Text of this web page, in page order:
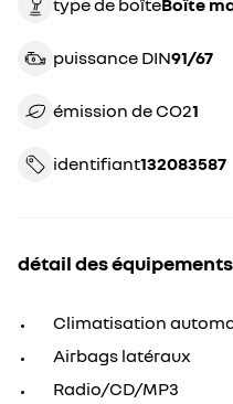
type de boîte boîte
puissance DIN 91/67
émission de CO21
identifiant 132083587
détail des équipements
Climatisation
Airbags latéraux
Radio/CD/MP3